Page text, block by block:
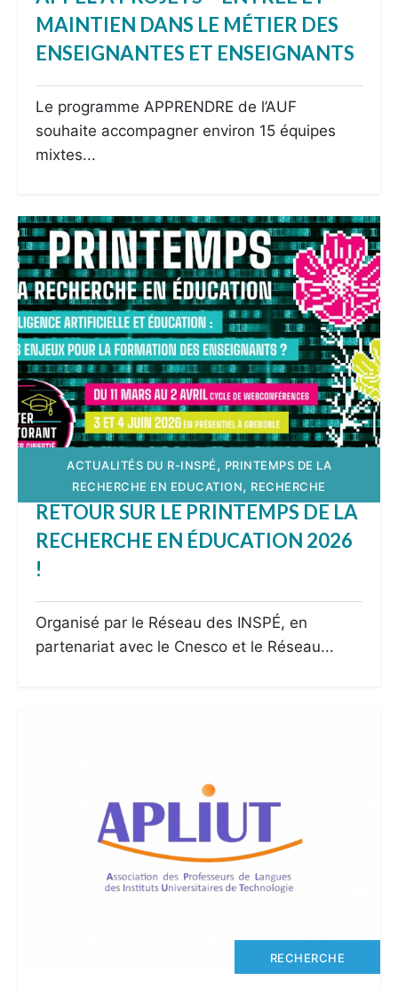
MAINTIEN DANS LE MÉTIER DES
ENSEIGNANTES ET ENSEIGNANTS
Le programme APPRENDRE de l’AUF
souhaite accompagner environ 15 équipes
mixtes...
ACTUALITÉS DU R-INSPÉ, PRINTEMPS DE LA
RECHERCHE EN EDUCATION, RECHERCHE
RETOUR SUR LE PRINTEMPS DE LA
RECHERCHE EN ÉDUCATION 2026
!
Organisé par le Réseau des INSPÉ, en
partenariat avec le Cnesco et le Réseau...
RECHERCHE